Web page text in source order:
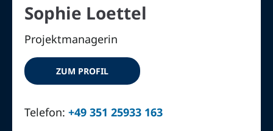
Sophie Loettel
Projektmanagerin
ZUM PROFIL
Telefon:+49 351 25933 163